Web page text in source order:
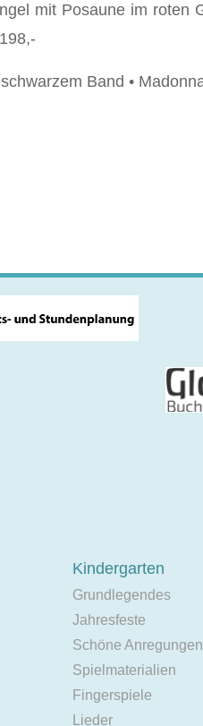
mit Posaune im roten
Band •
Kindergarten
Grundlegendes
Jahresfeste
Schöne Anregungen
Spielmaterialien
Fingerspiele
Lieder